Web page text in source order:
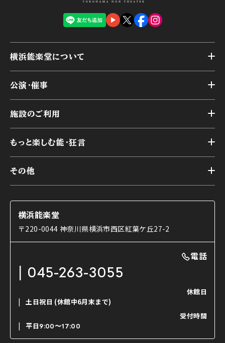
横浜能楽堂について
横浜能楽堂が取り組んだ事業
能舞台の歴史と特徴
様々なお客様に向けて
本舞台座席
交通アクセス
公演・催事
アーカイブ
施設のご利用
第二舞台
研修室
楽屋
ご利用の流れ
利用料金表
もっと楽しむ能・狂言
能舞台と演じ手
使用する道具
能・狂言の曲目説明
日本の古典芸能
その他
コラム
OTABISHO
チケット購入方法
ご寄附について
よくいただくご質問
お問い合わせ
横浜能楽堂
〒220-0044 神奈川県横浜市西区紅葉ケ丘27-2
電話
045-263-3055
休館日
土日祝日 (休館中6月末まで)
受付時間
平日9:00〜17:00